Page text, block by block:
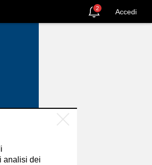
2 Accedi
analisi dei